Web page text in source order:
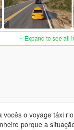
Expand to see all
o voyage táxi
porque a